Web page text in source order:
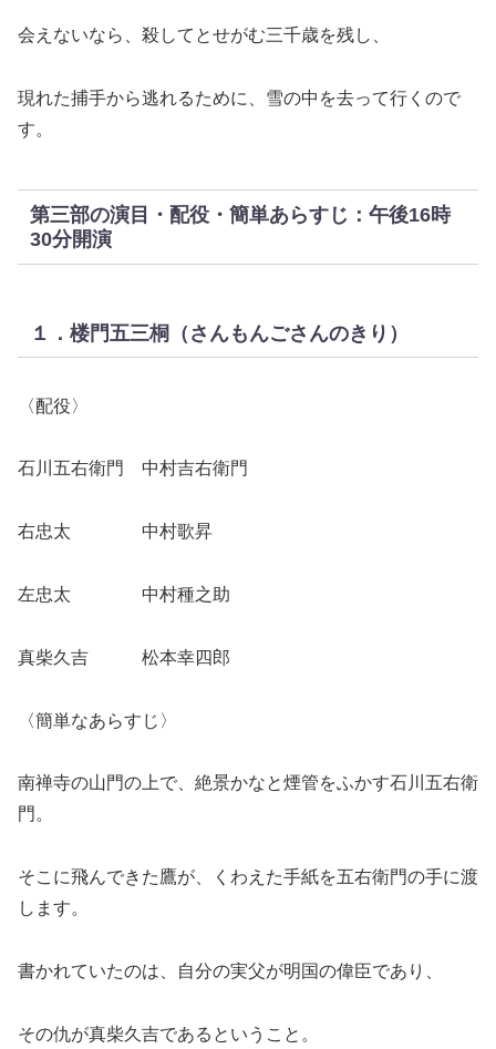
会えないなら、殺してとせがむ三千歳を残し、
現れた捕手から逃れるために、雪の中を去って行くので
す。
第三部の演目・配役・簡単あらすじ：午後16時
30分開演
１．楼門五三桐（さんもんごさんのきり）
〈配役〉
石川五右衛門 中村吉右衛門
右忠太 中村歌昇
左忠太 中村種之助
真柴久吉 松本幸四郎
〈簡単なあらすじ〉
南禅寺の山門の上で、絶景かなと煙管をふかす石川五右衛
門。
そこに飛んできた鷹が、くわえた手紙を五右衛門の手に渡
します。
書かれていたのは、自分の実父が明国の偉臣であり、
その仇が真柴久吉であるということ。